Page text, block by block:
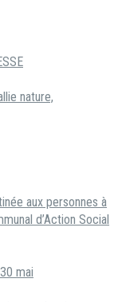
nature,
aux personnes à
d’Action Social
mai